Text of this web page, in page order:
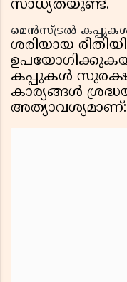
സാധ്യതയുണ്ട്.
മെൻസ്ട്രൽ
ശരിയായ
കപ്പുകൾ
കാര്യങ്ങൾ
അത്യാവശ്യമാണ്: